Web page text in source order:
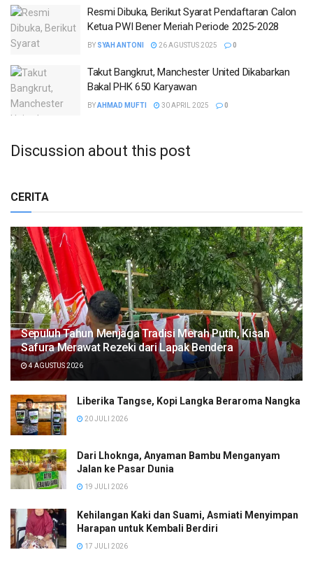
Resmi Dibuka, Berikut Syarat Pendaftaran Calon
Ketua PWI Bener Meriah Periode 2025-2028
BY SYAH ANTONI 26 AGUSTUS 2025 0
Takut Bangkrut, Manchester United Dikabarkan
Bakal PHK 650 Karyawan
BYAHMAD MUFTI 30 APRIL 2025 0
Discussion about this post
CERITA
Sepuluh Tahun Menjaga Tradisi Merah Putih, Kisah
Safura Merawat Rezeki dari Lapak Bendera
4 AGUSTUS 2026
Liberika Tangse, Kopi Langka Beraroma Nangka
20 JULI 2026
Dari Lhoknga, Anyaman Bambu Menganyam
Jalan ke Pasar Dunia
19 JULI 2026
Kehilangan Kaki dan Suami, Asmiati Menyimpan
Harapan untuk Kembali Berdiri
17 JULI 2026